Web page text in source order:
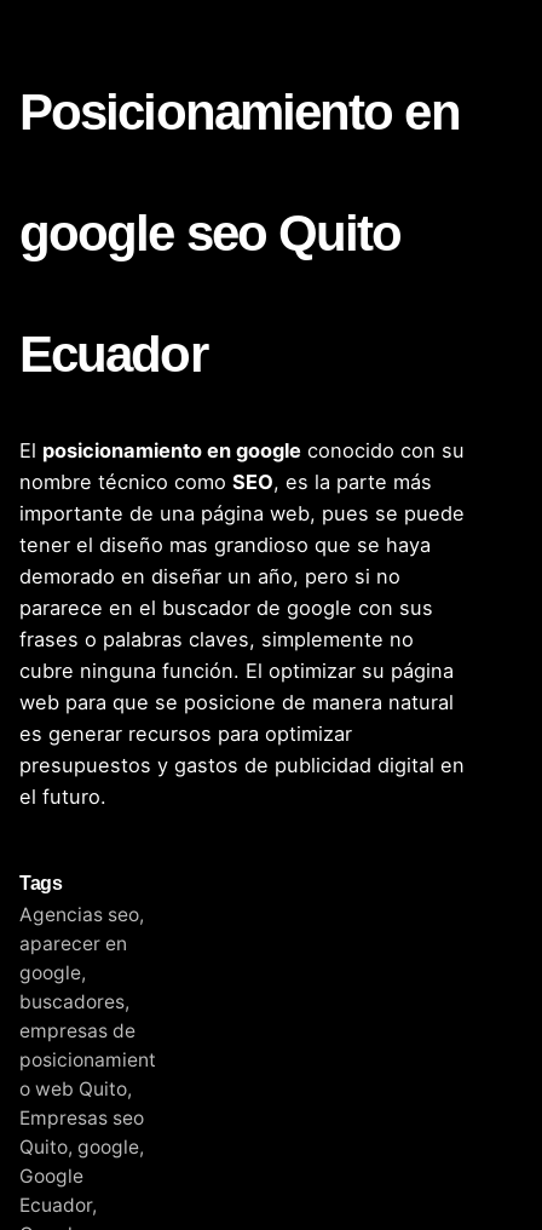
Posicionamiento en
google seo Quito
Ecuador
El posicionamiento en google conocido con su
nombre técnico como SEO, es la parte más
importante de una página web, pues se puede
tener el diseño mas grandioso que se haya
demorado en diseñar un año, pero si no
pararece en el buscador de google con sus
frases o palabras claves, simplemente no
cubre ninguna función. El optimizar su página
web para que se posicione de manera natural
es generar recursos para optimizar
presupuestos y gastos de publicidad digital en
el futuro.
Tags
Agencias seo,
aparecer en
google,
buscadores,
empresas de
posicionamient
o web Quito,
Empresas seo
Quito, google,
Google
Ecuador,